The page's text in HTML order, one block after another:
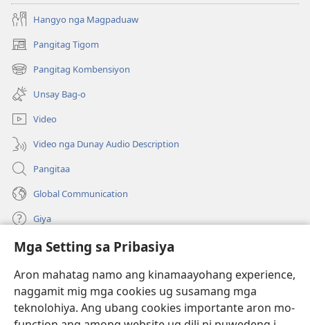
Mga Setting sa Pribasiya
Aron mahatag namo ang kinamaayohang experience,
naggamit mig mga cookies ug susamang mga
teknolohiya. Ang ubang cookies importante aron mo-
Holy Holy
Hangyo nga Magpaduaw
Pangitag Tigom
(mo-
open
ug
bag-
ong
window)
Pangitag Kombensiyon
(mo-
open
ug
bag-
ong
window)
Unsay Bag-o
Video
Video nga Dunay Audio Description
Pangitaa
Global Communication
Giya
Donasyon
(mo-
open
bag-
ong
Watchtower ONLINE NGA LIBRARYA
(mo-
open